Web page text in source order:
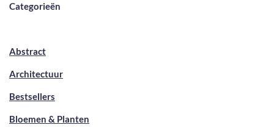
Categorieën
Abstract
Architectuur
Bestsellers
Bloemen & Planten